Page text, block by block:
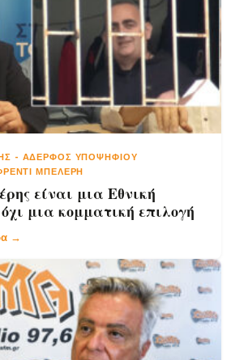
- ΑΔΕΡΦΌΣ ΥΠΟΨΉΦΙΟΥ
ΜΠΕΛΈΡΗ
είναι μια Εθνική
μια κομματική επιλογή
→